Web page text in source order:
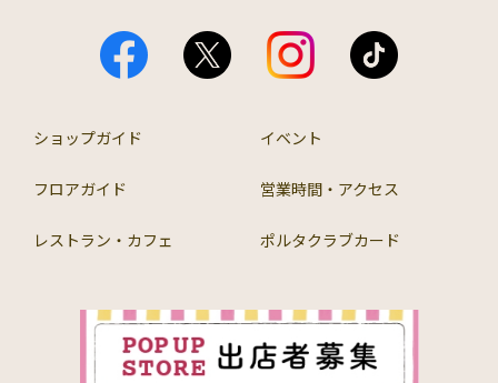
ショップガイド イベント
フロアガイド 営業時間・アクセス
レストラン・カフェ ポルタクラブカード